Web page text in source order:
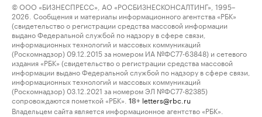
© ООО «БИЗНЕСПРЕСС», АО «РОСБИЗНЕСКОНСАЛТИНГ», 1995–
2026. Сообщения и материалы информационного агентства «РБК»
(свидетельство о регистрации средства массовой информации
выдано Федеральной службой по надзору в сфере связи,
информационных технологий и массовых коммуникаций
(Роскомнадзор) 09.12.2015 за номером ИА №ФС77-63848) и сетевого
издания «РБК» (свидетельство о регистрации средства массовой
информации выдано Федеральной службой по надзору в сфере связи,
информационных технологий и массовых коммуникаций
(Роскомнадзор) 03.12.2021 за номером ЭЛ №ФС77-82385)
сопровождаются пометкой «РБК».
18+ letters@rbc.ru
Владельцем сайта является информационное агентство «РБК».